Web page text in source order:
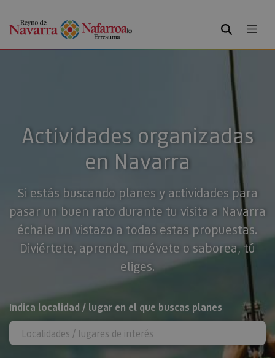
BUSCAR
Actividades organizadas
en Navarra
Si estás buscando planes y actividades para
pasar un buen rato durante tu visita a Navarra
échale un vistazo a todas estas propuestas.
Diviértete, aprende, muévete o saborea, tú
eliges.
BUSCAR
Indica localidad / lugar en el que buscas planes